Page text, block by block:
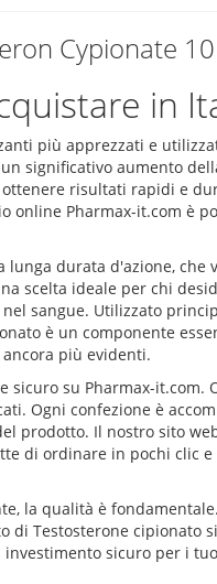
Cypionate
in
più apprezzati e
significativo aumento
risultati rapidi e
online Pharmax-it.com è
durata d'azione,
scelta ideale per chi
sangue. Utilizzato
è un componente
più evidenti.
sicuro su Pharmax-
Ogni confezione è
prodotto. Il nostro sito
di ordinare in pochi clic
la qualità è
Testosterone cipionato
sicuro per i